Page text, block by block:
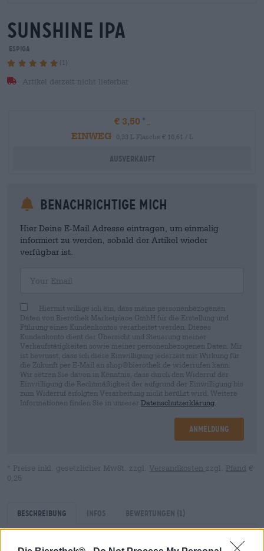
sunshine ipa
Espiga
(1)
Artikel derzeit nicht lieferbar
€ 3,50
EINWEG
0,33 L Flasche € 10,61 / L
Ausverkauft
Benachrichtige mich
Hier Deine E-Mail Adresse eintragen, um einmalig
informiert zu werden, sobald der Artikel wieder
verfügbar ist.
Hiermit willige ich ein, dass meine personenbezogenen
Daten von Bierothek Marketplace GmbH für die Erstellung und
Führung eines Kundenkontos verarbeitet werden. Dieses
Kundenkonto dient der Übersicht und Steuerung meiner
Verkaufstätigkeiten sowie meiner personenbezogenen Daten. Mir
ist bewusst, dass ich diese Einwilligung jederzeit mit Wirkung für
die Zukunft per E-Mail an shop@bierothek.de widerrufen kann.
Wir setzen Sie davon in Kenntnis, dass durch den Widerruf der
Einwilligung die Rechtmäßigkeit der aufgrund der Einwilligung bis
zum Widerruf erfolgten Verarbeitung nicht berührt wird. Weitere
Informationen finden Sie in unserer Datenschutzerklärung
Anmeldung
* Preise inkl. gesetzlicher MwSt. zzgl. Versandkosten zzgl. Pfand €
0,25
Beschreibung Infos Bewertungen (1)